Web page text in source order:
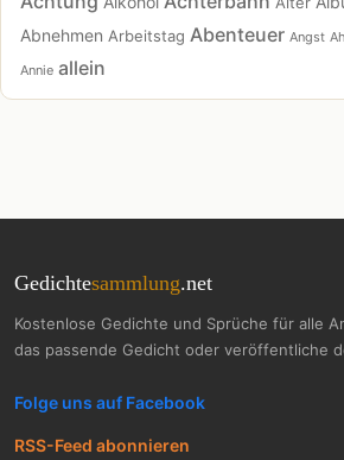
Abnehmen Arbeitstag Abenteuer Angst
Annie allein
Gedichtesammlung.net
Kostenlose Gedichte und Sprüche für alle
das passende Gedicht oder veröffentliche
Folge uns auf Facebook
RSS-Feed abonnieren